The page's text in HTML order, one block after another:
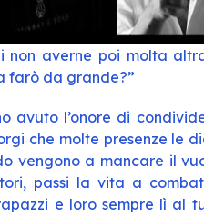
non averne poi molta
farò da grande?”
avuto l’onore di
che molte presenze le
vengono a mancare il
passi la vita a
e loro sempre lì al